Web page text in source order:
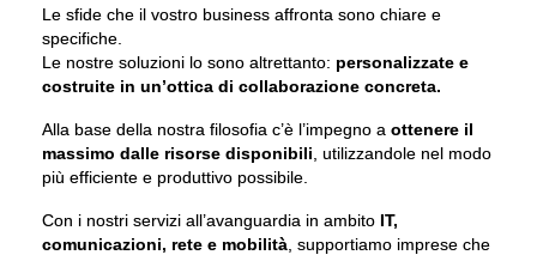
CONTATTI
Le sfide che il vostro business affronta sono chiare e
specifiche.
Le nostre soluzioni lo sono altrettanto: personalizzate e
costruite in un’ottica di collaborazione concreta.
Alla base della nostra filosofia c’è l’impegno a ottenere il
massimo dalle risorse disponibili , utilizzandole nel modo
più efficiente e produttivo possibile.
Con i nostri servizi all’avanguardia in ambito IT,
comunicazioni, rete e mobilità , supportiamo imprese che